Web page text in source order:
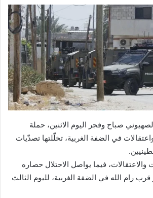
صباح وفجر اليوم الاثنين، حملة
في الضفة الغربية، تخلّلتها تصدّيات
والاعتقالات، فيما يواصل الاحتلال حصاره
قرب رام الله في الضفة الغربية، لليوم الثالث